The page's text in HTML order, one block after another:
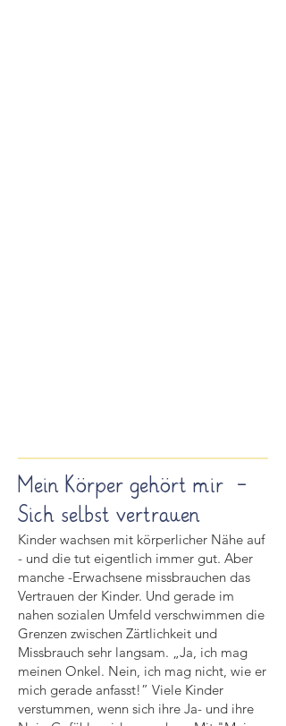
Mein Körper gehört mir -
Sich selbst vertrauen
Kinder wachsen mit körperlicher Nähe auf
- und die tut eigentlich immer gut. Aber
manche -Erwachsene missbrauchen das
Vertrauen der Kinder. Und gerade im
nahen sozialen Umfeld verschwimmen die
Grenzen zwischen Zärtlichkeit und
Missbrauch sehr langsam. „Ja, ich mag
meinen Onkel. Nein, ich mag nicht, wie er
mich gerade anfasst!” Viele Kinder
verstummen, wenn sich ihre Ja- und ihre